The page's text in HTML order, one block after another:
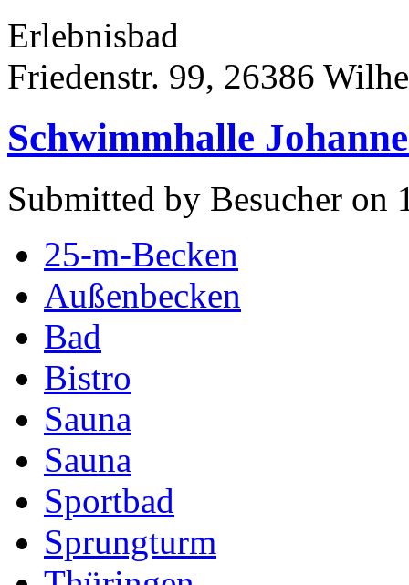
Erlebnisbad
Friedenstr. 99, 26386
Schwimmhalle
Submitted by Besucher on
25-m-Becken
Außenbecken
Bad
Bistro
Sauna
Sauna
Sportbad
Sprungturm